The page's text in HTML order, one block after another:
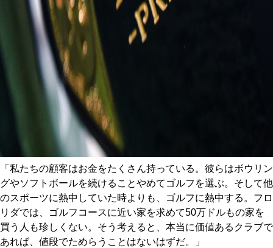
「私たちの顧客はお金をたくさん持っている。彼らはボウリン
グやソフトボールを続けることやめてゴルフを選ぶ。そして他
のスポーツに熱中していた時よりも、ゴルフに熱中する。フロ
リダでは、ゴルフコースに近い家を求めて50万ドルもの家を
買う人も珍しくない。そう考えると、本当に価値あるクラブで
あれば、値段でためらうことはないはずだ。」